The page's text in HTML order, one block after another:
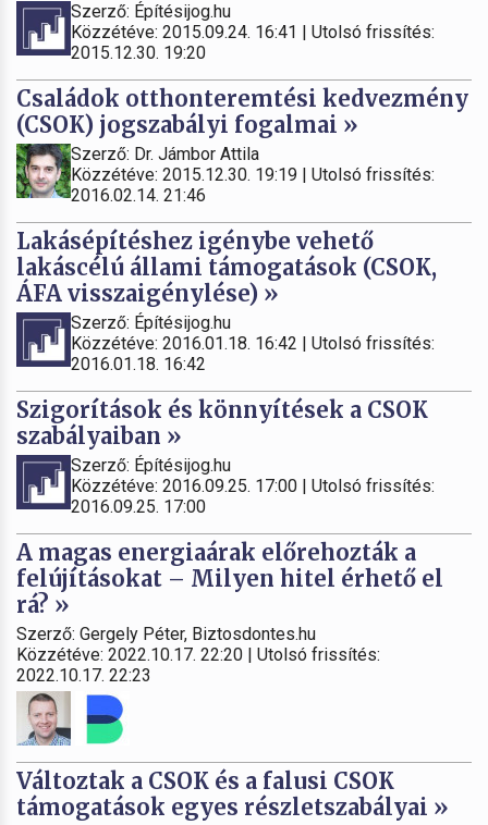
Szerző: Építésijog.hu
Közzétéve: 2015.09.24. 16:41 | Utolsó frissítés:
2015.12.30. 19:20
Családok otthonteremtési kedvezmény
(CSOK) jogszabályi fogalmai »
Szerző: Dr. Jámbor Attila
Közzétéve: 2015.12.30. 19:19 | Utolsó frissítés:
2016.02.14. 21:46
Lakásépítéshez igénybe vehető
lakáscélú állami támogatások (CSOK,
ÁFA visszaigénylése) »
Szerző: Építésijog.hu
Közzétéve: 2016.01.18. 16:42 | Utolsó frissítés:
2016.01.18. 16:42
Szigorítások és könnyítések a CSOK
szabályaiban »
Szerző: Építésijog.hu
Közzétéve: 2016.09.25. 17:00 | Utolsó frissítés:
2016.09.25. 17:00
A magas energiaárak előrehozták a
felújításokat – Milyen hitel érhető el
rá? »
Szerző: Gergely Péter, Biztosdontes.hu
Közzétéve: 2022.10.17. 22:20 | Utolsó frissítés:
2022.10.17. 22:23
Változtak a CSOK és a falusi CSOK
támogatások egyes részletszabályai »